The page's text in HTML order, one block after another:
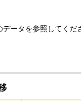
データを参照してくだ